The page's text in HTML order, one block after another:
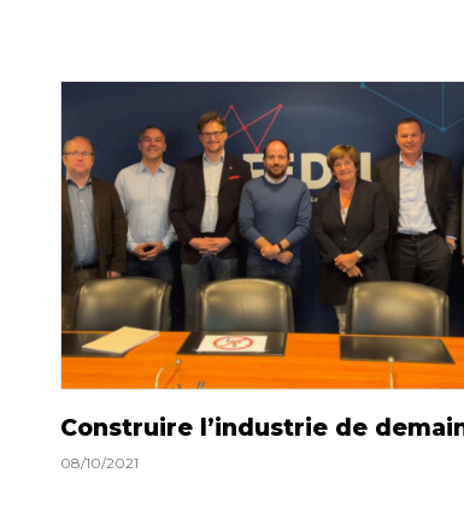
Construire l’industrie de
08/10/2021